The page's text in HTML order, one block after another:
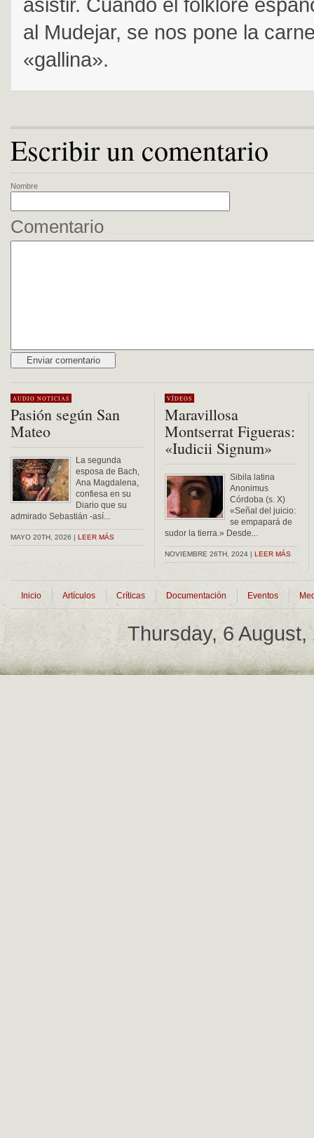
al Mudejar, se nos pone la
«gallina».
Escribir un comentario
Nombre
Comentario
AUDIO NOTICIAS
Pasión según San
Mateo
La segunda
esposa de Bach,
Ana Magdalena,
confiesa en su
Diario que su
admirado Sebastián -así...
MAYO 20TH, 2026 | LEER MÁS
VÍDEOS
Maravillosa
Montserrat Figueras:
«Iudicii Signum»
Sibila latina
Anonimus
Córdoba (s. X)
«Señal del juicio:
se empapará de
sudor la tierra.» Desde...
NOVIEMBRE 26TH, 2024 | LEER MÁS
Inicio Artículos Críticas Documentación Eventos
Thursday, 6